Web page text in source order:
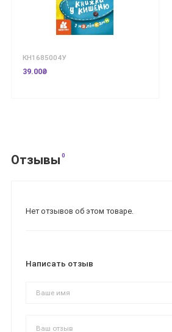
КН1685004У
39.00₴
Отзывы 0
Нет отзывов об этом товаре.
Написать отзыв